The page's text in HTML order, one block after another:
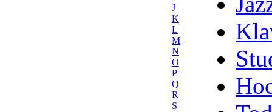
J
K
L
M
N
O
P
Q
R
S